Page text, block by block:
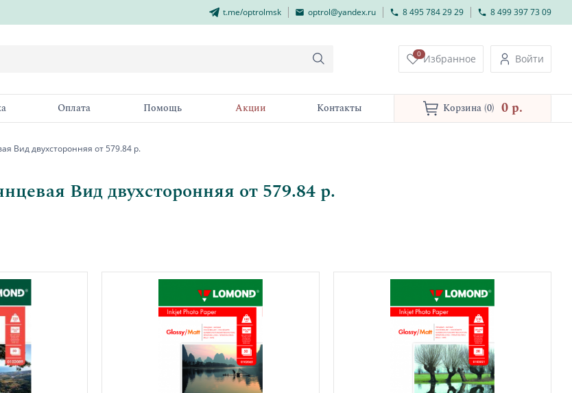
t.me/optrolmsk optrol@yandex.ru 8 495 784 29 29 8 499 397 73 09
0 Избранное Войти
Оплата Помощь Акции Контакты Корзина (0) 0 p.
Вид двухсторонняя от 579.84 р.
Вид двухсторонняя от 579.84 р.